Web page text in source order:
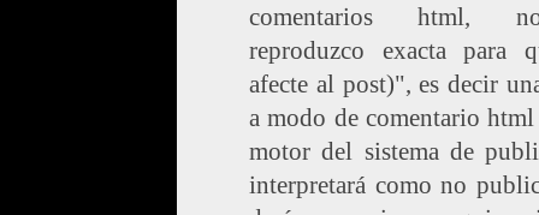
comentarios html,
reproduzco exacta para
afecte al post)", es decir
a modo de comentario
motor del sistema de
interpretará como no